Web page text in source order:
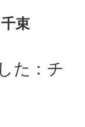
束
た：チ